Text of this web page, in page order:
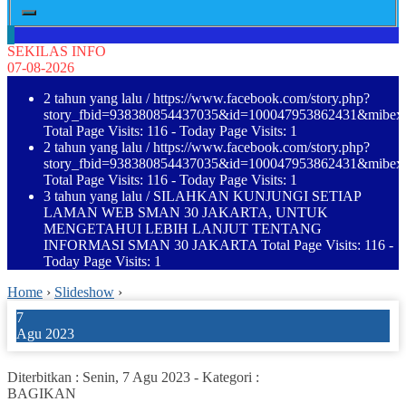
SEKILAS INFO
07-08-2026
2 tahun yang lalu / https://www.facebook.com/story.php?
Total Page Visits: 116 - Today Page Visits: 1
2 tahun yang lalu / https://www.facebook.com/story.php?
Total Page Visits: 116 - Today Page Visits: 1
3 tahun yang lalu / SILAHKAN KUNJUNGI SETIAP
LAMAN WEB SMAN 30 JAKARTA, UNTUK
MENGETAHUI LEBIH LANJUT TENTANG
INFORMASI SMAN 30 JAKARTA Total Page Visits: 116 -
Today Page Visits: 1
Home › Slideshow ›
7
Agu 2023
Diterbitkan : Senin, 7 Agu 2023 - Kategori :
BAGIKAN